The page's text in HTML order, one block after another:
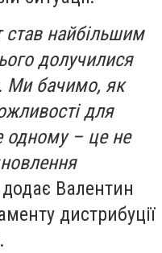
став найбільшим
долучилися
Ми бачимо, як
для
одному – це не
Валентин
дистрибуції